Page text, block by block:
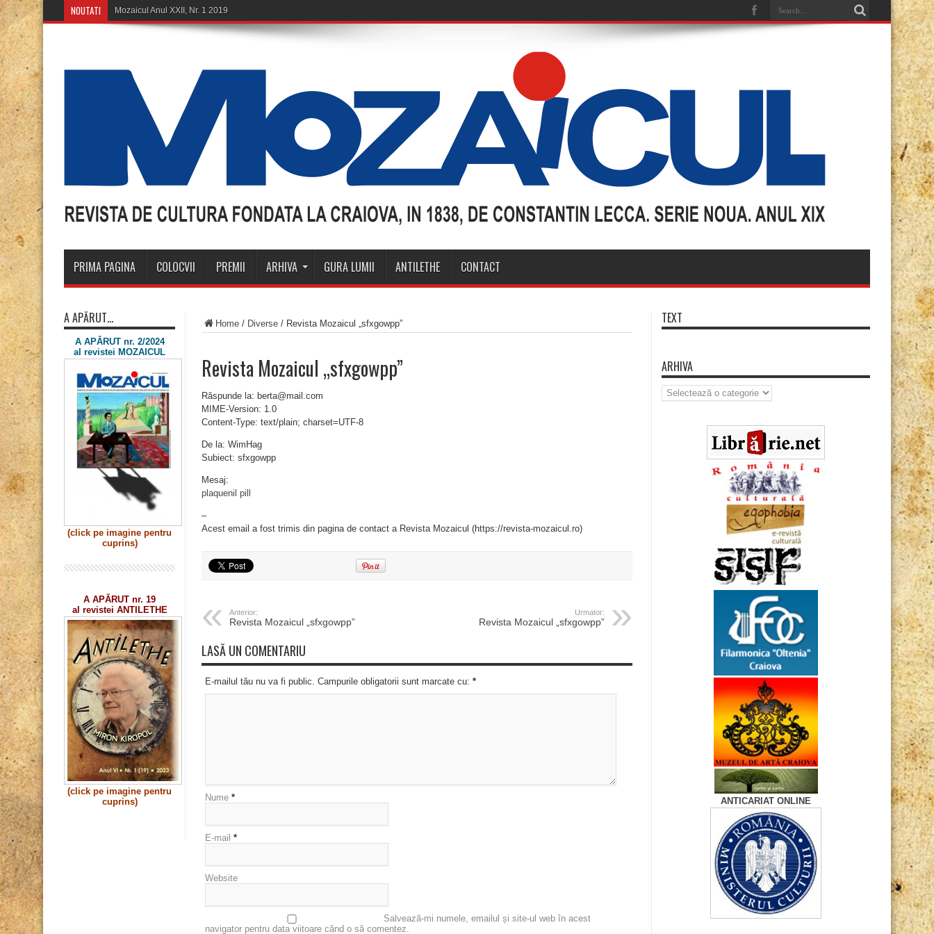
NOUTATI
PRIMA PAGINA COLOCVII PREMII ARHIVA GURA LUMII ANTILETHE CONTACT
Home / Diverse / Revista Mozaicul „sfxgowpp”
Revista Mozaicul „sfxgowpp”
Răspunde la: berta@mail.com
MIME-Version: 1.0
Content-Type: text/plain; charset=UTF-8
De la: WimHag
Subiect: sfxgowpp
Mesaj:
plaquenil pill
–
Acest email a fost trimis din pagina de contact a Revista Mozaicul (https://revista-mozaicul.ro)
Anterior:
Revista Mozaicul „sfxgowpp”
Urmator:
Revista Mozaicul „sfxgowpp”
LASĂ UN COMENTARIU
E-mailul tău nu va fi public. Campurile obligatorii sunt marcate cu: *
Nume *
E-mail *
Website
Salvează-mi numele, emailul și site-ul web în acest
navigator pentru data viitoare când o să comentez.
A APĂRUT…
A APĂRUT nr. 2/2024
al revistei MOZAICUL
(click pe imagine pentru
cuprins)
A APĂRUT nr. 19
al revistei ANTILETHE
(click pe imagine pentru
cuprins)
TEXT
ARHIVA
Arhiva
ANTICARIAT ONLINE